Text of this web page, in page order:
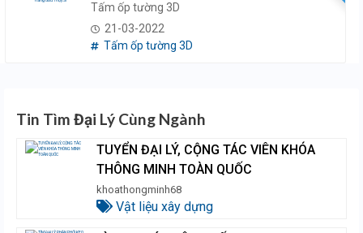
Tấm ốp tường 3D
21-03-2022
Tấm ốp tường 3D
Tin Tìm Đại Lý Cùng Ngành
TUYỂN ĐẠI LÝ, CỘNG TÁC VIÊN KHÓA
THÔNG MINH TOÀN QUỐC
khoathongminh68
Vật liệu xây dựng